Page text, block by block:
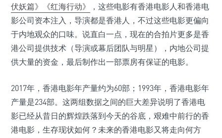
伏妖篇》
《红海行动》
，这些电影有香港电影人和香港电
影公司资本注入，导演都是香港人，不过这些电影更偏向
于内地观众的口味。说直白一点，现在的合拍片更多是香
港公司提供技术（导演或幕后团队与明星），内地公司提
供大量的资金，最后制作出一部票房有保证的电影。
2017年，香港电影年产量约为60部；1993年，香港电影年
产量是234部。这两组数据之间的巨大差异说明了香港电
影已经从昔日的辉煌跌落到今天的谷底，艰难中前行的香
港电影，生存现状如何？未来的香港电影又将走向何方